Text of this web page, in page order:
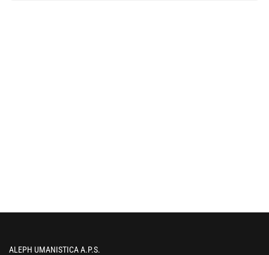
ALEPH UMANISTICA A.P.S.